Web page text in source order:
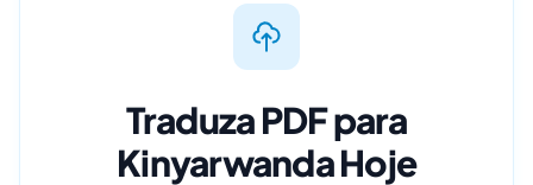
Traduza PDF para
Kinyarwanda Hoje